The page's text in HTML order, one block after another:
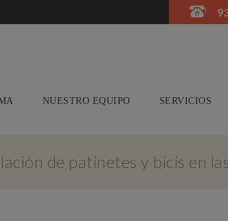
NUESTRO EQUIPO SERVICIOS
de patinetes y bicis en